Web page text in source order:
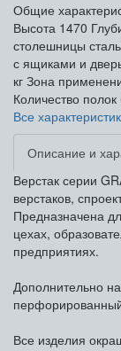
Общие
Высота 1470
столешницы
с ящиками и
кг Зона
Количество полок
Все
Описание и
Верстак серии
верстаков,
Предназначена
цехах,
предприятиях.
Дополнительно
Все изделия